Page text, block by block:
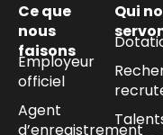
Ce que
nous
faisons
Employeur
officiel
Agent
d’enregistrement
Qui